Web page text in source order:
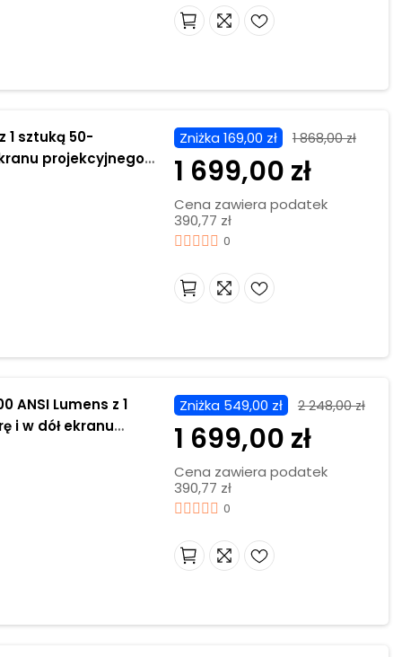
projekcyjnego
Zniżka 169,00 zł 1 868,00 zł
1 699,00 zł
Cena zawiera podatek
390,77 zł
0
i w dół ekranu
Zniżka 549,00 zł 2 248,00 zł
1 699,00 zł
Cena zawiera podatek
390,77 zł
0